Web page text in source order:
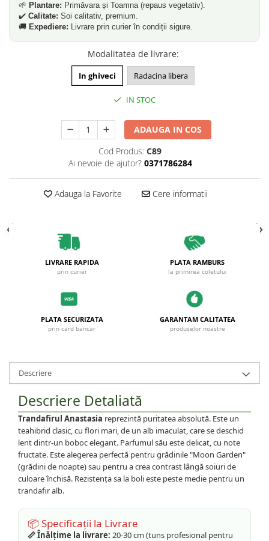
Magnolii
Pachete Promotionale
Plante ornamentale
Trandafiri urcatori
Vita de vie
🌱 Plantare: Primăvara și Toamna (repaus vegetativ).
✔️ Calitate: Soi calitativ, premium.
🚚 Expediere: Livrare prin curier în condiții sigure.
Modalitatea de livrare:
In ghiveci Radacina libera
IN STOC
ADAUGA IN COS
Cod Produs: C89
Ai nevoie de ajutor? 0371786284
Adauga la Favorite Cere informatii
LIVRARE RAPIDA
prin curier
PLATA RAMBURS
la primirea coletului
PLATA SECURIZATA
prin card bancar
GARANTAM CALITATEA
produselor noastre
Descriere
Descriere Detaliată
Trandafirul Anastasia reprezintă puritatea absolută. Este un
teahibrid clasic, cu flori mari, de un alb imaculat, care se deschid
lent dintr-un boboc elegant. Parfumul său este delicat, cu note
fructate. Este alegerea perfectă pentru grădinile "Moon Garden"
(grădini de noapte) sau pentru a crea contrast lângă soiuri de
culoare închisă. Rezistența sa la boli este peste medie pentru un
trandafir alb.
📦 Specificații la Livrare
📏 Înălțime la livrare: 20-30 cm (tuns profesional pentru